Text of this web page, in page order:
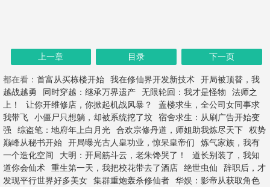
上一章 目录 下一页
都在看： 首富从买栋楼开始 我在修仙界开发新技术
开局被顶替，我
越战越勇
同时穿越：继承万界遗产 无限轮回：我才是怪物
法师之
上！
让你开维修店，你掀起机战风暴？
盖楼求生，全公司女同事求
我带飞
小僵尸只想躺，却被系统挖了坟
宿舍求生：从刷广告开始变
强
综盗笔：地府年上白月光 合欢宗修丹道，师姐助我炼尽天下
权势
巅峰从秘书开始
开局曝光古人皇功业，惊呆皇帝们
炼气家族，我有
一个造化空间
大明：开局筋斗云，老朱馋哭了！
道长别装了，我知
道你会仙术
重生第一天，我把校花带去了酒店 绝世虫仙
辞职后，才
发现平行世界好多美女
集群重炮轰杀修仙者 华娱：影帝从获取角色